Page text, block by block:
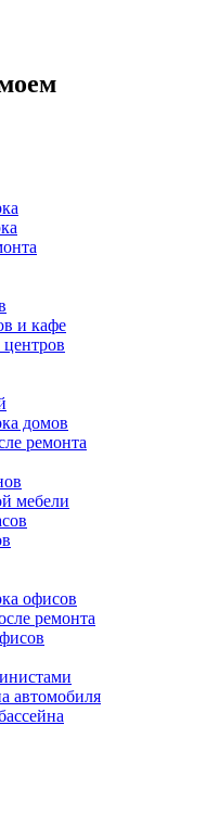
и кафе
домов
ремонта
мебели
офисов
ремонта
автомобиля